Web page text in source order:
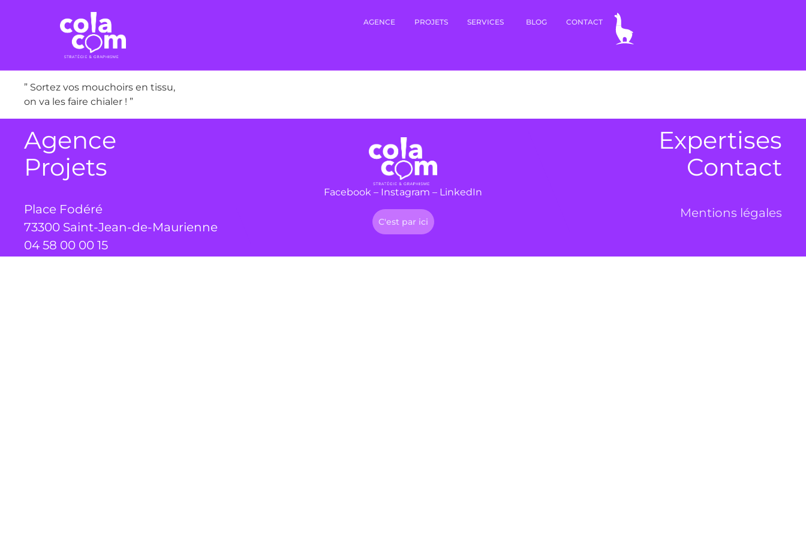
AGENCE PROJETS SERVICES BLOG CONTACT
” Sortez vos mouchoirs en tissu,
on va les faire chialer ! ”
Agence
Projets
Place Fodéré
73300 Saint-Jean-de-Maurienne
04 58 00 00 15
C'est par ici
Facebook – Instagram – LinkedIn
Expertises
Contact
Mentions légales